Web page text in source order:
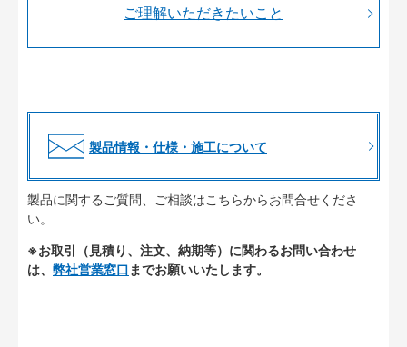
ご理解いただきたいこと
製品情報・仕様・施工について
製品に関するご質問、ご相談はこちらからお問合せくださ
い。
※お取引（見積り、注文、納期等）に関わるお問い合わせ
は、 弊社営業窓口 までお願いいたします。